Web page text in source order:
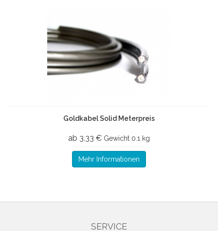
Goldkabel Solid Meterpreis
ab 3.33 € Gewicht 0.1 kg
Mehr Informationen
SERVICE